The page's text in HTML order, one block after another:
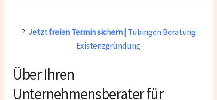
? Jetzt freien Termin sichern | Tübingen Beratung
Existenzgründung
Über Ihren
Unternehmensberater für